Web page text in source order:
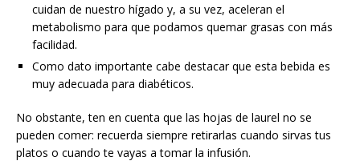
cuidan de nuestro hígado y, a su vez, aceleran el
metabolismo para que podamos quemar grasas con más
facilidad.
Como dato importante cabe destacar que esta bebida es
muy adecuada para diabéticos.
No obstante, ten en cuenta que las hojas de laurel no se
pueden comer: recuerda siempre retirarlas cuando sirvas tus
platos o cuando te vayas a tomar la infusión.